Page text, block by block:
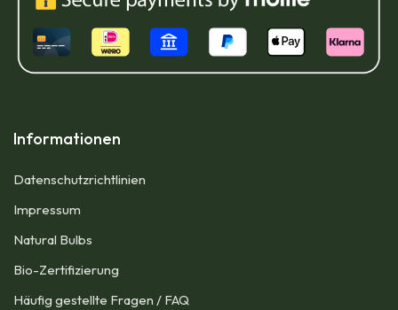
Informationen
Datenschutzrichtlinien
Impressum​
Natural Bulbs
Bio-Zertifizierung
Häufig gestellte Fragen / FAQ